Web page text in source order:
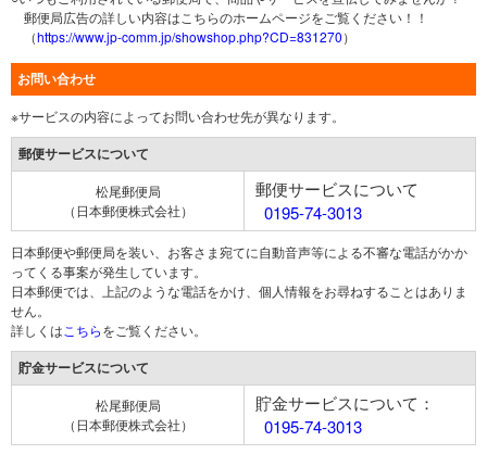
郵便局広告の詳しい内容はこちらのホームページをご覧ください！！
（https://www.jp-comm.jp/showshop.php?CD=831270）
お問い合わせ
※サービスの内容によってお問い合わせ先が異なります。
郵便サービスについて
松尾郵便局
（日本郵便株式会社）
郵便サービスについて
0195-74-3013
日本郵便や郵便局を装い、お客さま宛てに自動音声等による不審な電話がかか
ってくる事案が発生しています。
日本郵便では、上記のような電話をかけ、個人情報をお尋ねすることはありま
せん。
詳しくは こちらをご覧ください。
貯金サービスについて
松尾郵便局
（日本郵便株式会社）
貯金サービスについて：
0195-74-3013